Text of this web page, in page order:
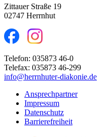
Zittauer Straße 19
02747 Herrnhut
Telefon: 035873 46-0
Telefax: 035873 46-299
info@herrnhuter-diakonie.de
Ansprechpartner
Impressum
Datenschutz
Barrierefreiheit